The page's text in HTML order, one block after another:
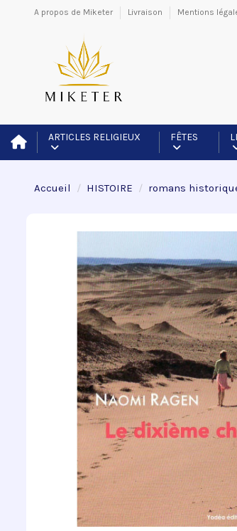
A propos de Miketer Livraison Mentions
ARTICLES RELIGIEUX FÊTES
Accueil HISTOIRE romans